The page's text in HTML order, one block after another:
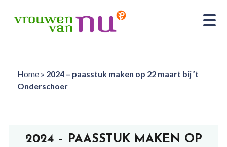
Home» 2024 – paasstuk maken op 22 maart bij ’t
Onderschoer
2024 – PAASSTUK MAKEN OP